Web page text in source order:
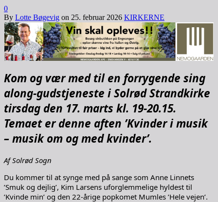
0
By Lotte Bøgevig on 25. februar 2026 KIRKERNE
Kom og vær med til en forrygende sing
along-gudstjeneste i Solrød Strandkirke
tirsdag den 17. marts kl. 19-20.15.
Temaet er denne aften ’Kvinder i musik
– musik om og med kvinder’.
Af Solrød Sogn
Du kommer til at synge med på sange som Anne Linnets
’Smuk og dejlig’, Kim Larsens uforglemmelige hyldest til
’Kvinde min’ og den 22-årige popkomet Mumles ’Hele vejen’.